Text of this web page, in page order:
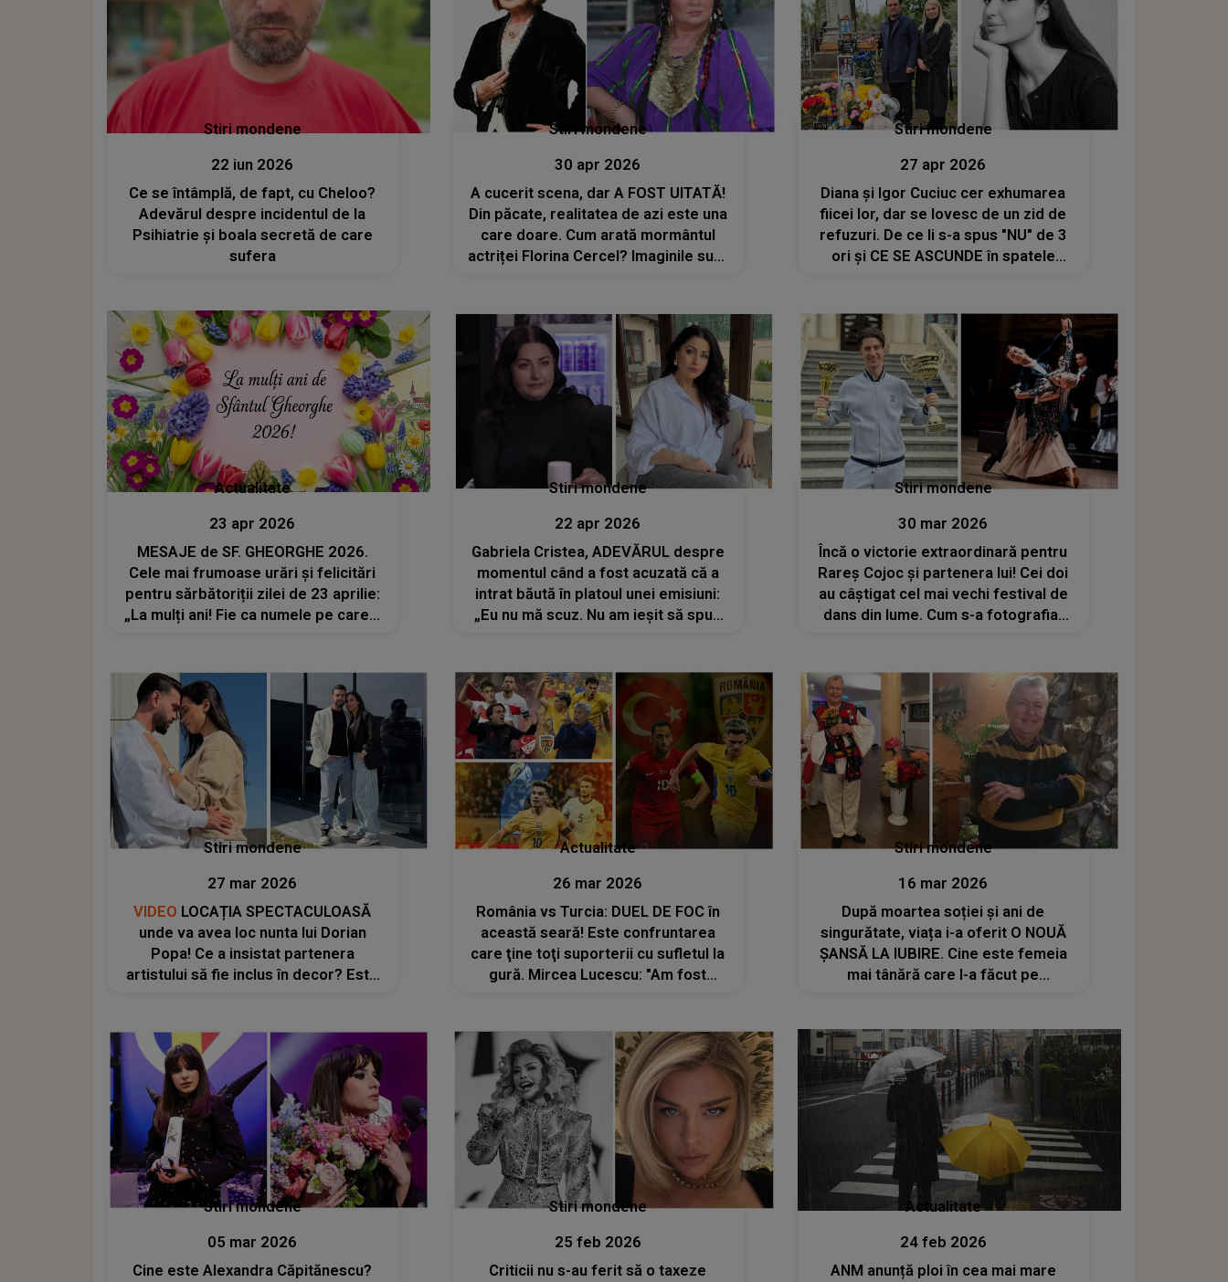
Stiri mondene
22 iun 2026
Ce se întâmplă, de fapt, cu Cheloo?
Adevărul despre incidentul de la
Psihiatrie și boala secretă de care
sufera
Stiri mondene
30 apr 2026
A cucerit scena, dar A FOST UITATĂ!
Din păcate, realitatea de azi este una
care doare. Cum arată mormântul
actriței Florina Cercel? Imaginile sunt
Dumnezeu! La cum arată..."
Stiri mondene
27 apr 2026
Diana și Igor Cuciuc cer exhumarea
fiicei lor, dar se lovesc de un zid de
refuzuri. De ce li s-a spus "NU" de 3
ori și CE SE ASCUNDE în spatele
Actualitate
23 apr 2026
MESAJE de SF. GHEORGHE 2026.
Cele mai frumoase urări și felicitări
pentru sărbătoriții zilei de 23 aprilie:
„La mulți ani! Fie ca numele pe care îl
Stiri mondene
22 apr 2026
Gabriela Cristea, ADEVĂRUL despre
momentul când a fost acuzată că a
intrat băută în platoul unei emisiuni:
„Eu nu mă scuz. Nu am ieșit să spun
Stiri mondene
30 mar 2026
Încă o victorie extraordinară pentru
Rareș Cojoc și partenera lui! Cei doi
au câștigat cel mai vechi festival de
dans din lume. Cum s-a fotografiat
susținător”
Stiri mondene
27 mar 2026
VIDEO LOCAȚIA SPECTACULOASĂ
unde va avea loc nunta lui Dorian
Popa! Ce a insistat partenera
artistului să fie inclus în decor? Este
suntem doar 90, pentru că vrem să..."
Actualitate
26 mar 2026
România vs Turcia: DUEL DE FOC în
această seară! Este confruntarea
care ţine toţi suporterii cu sufletul la
gură. Mircea Lucescu: "Am fost
Stiri mondene
16 mar 2026
După moartea soției și ani de
singurătate, viața i-a oferit O NOUĂ
ȘANSĂ LA IUBIRE. Cine este femeia
mai tânără care l-a făcut pe
de performanță chiar și acum mai..."
Stiri mondene
05 mar 2026
Cine este Alexandra Căpitănescu?
Stiri mondene
25 feb 2026
Criticii nu s-au ferit să o taxeze
Actualitate
24 feb 2026
ANM anunță ploi în cea mai mare